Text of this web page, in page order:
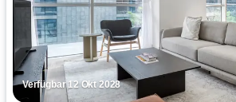
Verfügbar 12 Okt 2028